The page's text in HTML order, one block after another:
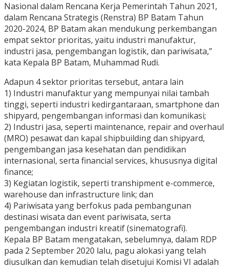
Nasional dalam Rencana Kerja Pemerintah Tahun 2021,
dalam Rencana Strategis (Renstra) BP Batam Tahun
2020-2024, BP Batam akan mendukung perkembangan
empat sektor prioritas, yaitu industri manufaktur,
industri jasa, pengembangan logistik, dan pariwisata,”
kata Kepala BP Batam, Muhammad Rudi.
Adapun 4 sektor prioritas tersebut, antara lain
1) Industri manufaktur yang mempunyai nilai tambah
tinggi, seperti industri kedirgantaraan, smartphone dan
shipyard, pengembangan informasi dan komunikasi;
2) Industri jasa, seperti maintenance, repair and overhaul
(MRO) pesawat dan kapal shipbuilding dan shipyard,
pengembangan jasa kesehatan dan pendidikan
internasional, serta financial services, khususnya digital
finance;
3) Kegiatan logistik, seperti transhipment e-commerce,
warehouse dan infrastructure link; dan
4) Pariwisata yang berfokus pada pembangunan
destinasi wisata dan event pariwisata, serta
pengembangan industri kreatif (sinematografi).
Kepala BP Batam mengatakan, sebelumnya, dalam RDP
pada 2 September 2020 lalu, pagu alokasi yang telah
diusulkan dan kemudian telah disetujui Komisi VI adalah